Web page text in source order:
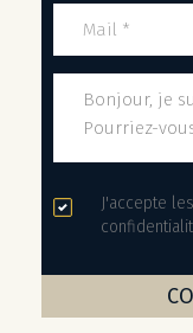
J'accepte